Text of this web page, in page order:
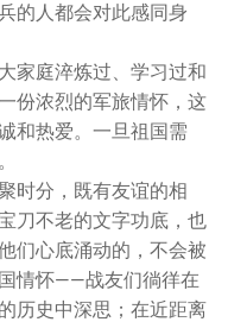
的人都会对此感同身
家庭淬炼过、学习过和
份浓烈的军旅情怀，这
和热爱。一旦祖国需
时分，既有友谊的相
刀不老的文字功底，也
们心底涌动的，不会被
情怀——战友们徜徉在
历史中深思；在近距离